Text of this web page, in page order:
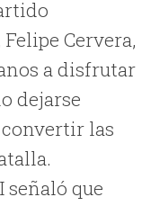
Cervera,
a disfrutar
dejarse
las
señaló que